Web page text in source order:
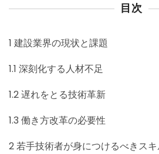
目次
1 建設業界の現状と課題
1.1 深刻化する人材不足
1.2遅れをとる技術革新
1.3 働き方改革の必要性
2若手技術者が身につけるべきス